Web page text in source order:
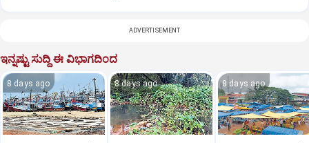
ADVERTISEMENT
ಇನ್ನಷ್ಟು ಸುದ್ದಿ ಈ ವಿಭಾಗದಿಂದ
8 days ago 8 days ago 8 days ago